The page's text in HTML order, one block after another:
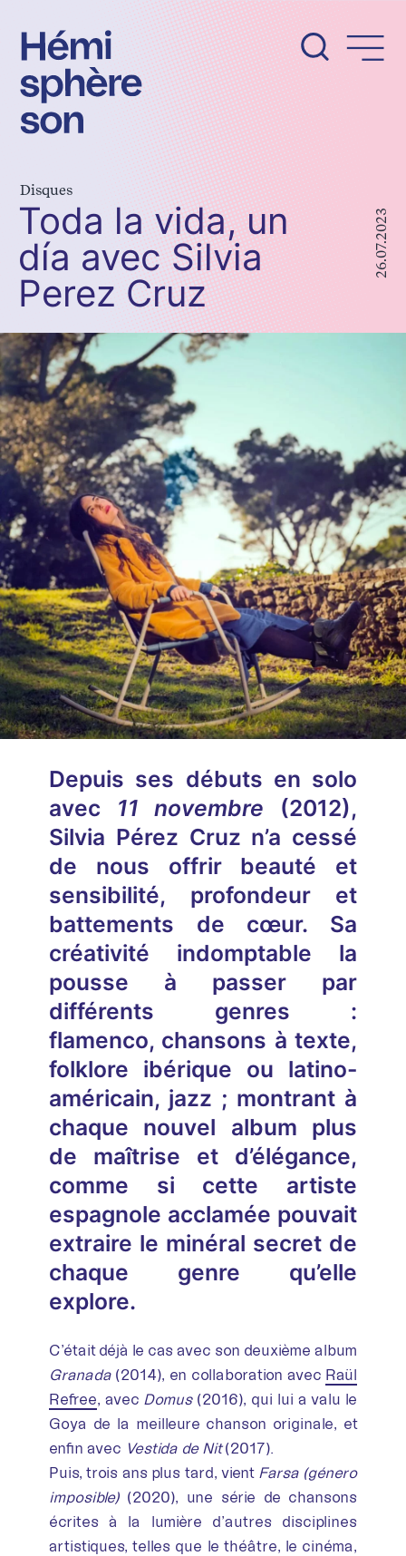
contenu
Disques
Toda la vida, un
día avec Silvia
Perez Cruz
26.07.2023
Depuis ses débuts en solo
avec 11 novembre (2012),
Silvia Pérez Cruz n’a cessé
de nous offrir beauté et
sensibilité, profondeur et
battements de cœur. Sa
créativité indomptable la
pousse à passer par
différents genres :
flamenco, chansons à texte,
folklore ibérique ou latino-
américain, jazz ; montrant à
chaque nouvel album plus
de maîtrise et d’élégance,
comme si cette artiste
espagnole acclamée pouvait
extraire le minéral secret de
chaque genre qu’elle
explore.
C’était déjà le cas avec son deuxième album
Granada (2014), en collaboration avec Raül
Refree, avec Domus(2016), qui lui a valu le
Goya de la meilleure chanson originale, et
enfin avec Vestida de Nit(2017).
Puis, trois ans plus tard, vientFarsa (género
imposible)(2020), une série de chansons
écrites à la lumière d’autres disciplines
artistiques, telles que le théâtre, le cinéma,